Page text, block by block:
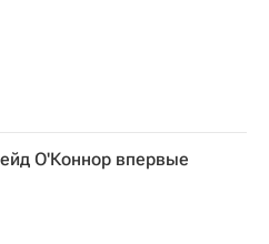
О'Коннор впервые